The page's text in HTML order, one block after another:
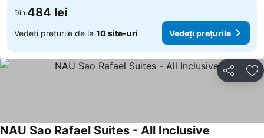
Din 484 lei
Vedeți prețurile de la 10 site-uri Vedeți prețurile
Distribuiți
NAU Sao Rafael Suites - All Inclusive